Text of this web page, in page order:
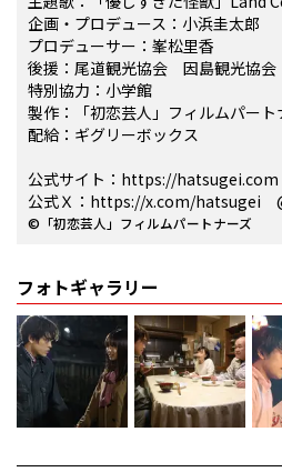
企画・プロデュース：小浜圭太郎
プロデューサー：峯松里香
後援：尾道観光協会 因島観光協会
特別協力：小学館
製作：「初恋芸人」フィルムパート
配給：ギグリーボックス
公式サイト：https://hatsugei.com
公式Ｘ：https://x.com/hatsugei
©「初恋芸人」フィルムパートナーズ
フォトギャラリー